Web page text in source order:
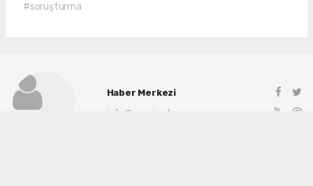
#soruşturma
Haber Merkezi
info@manisadenge.com